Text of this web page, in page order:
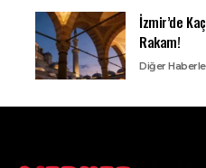
İzmir’de
Rakam!
Diğer